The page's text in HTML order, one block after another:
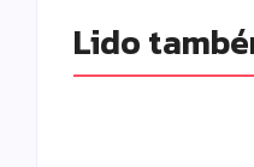
Lido